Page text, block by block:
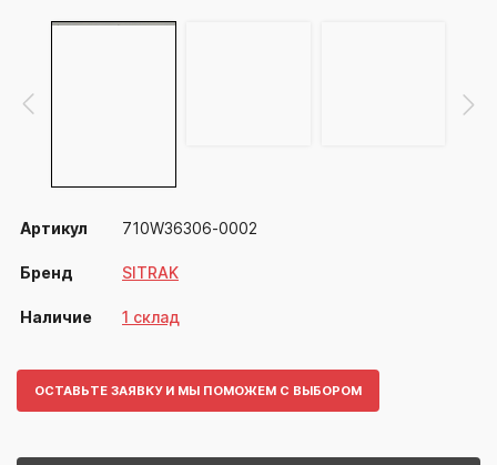
Артикул 710W36306-0002
Бренд SITRAK
Наличие 1 склад
ОСТАВЬТЕ ЗАЯВКУ И МЫ ПОМОЖЕМ С ВЫБОРОМ